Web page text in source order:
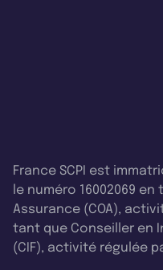
France SCPI est
le numéro 16002069
Assurance (COA),
tant que Conseiller en
(CIF), activité régulée